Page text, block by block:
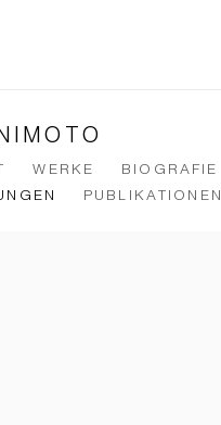
WERKE
BIOGRAFIE
PUBLIKATIONEN